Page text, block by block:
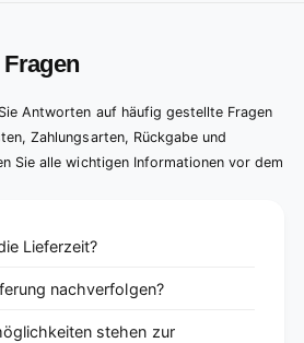
Antworten auf häufig gestellte Fragen
Zahlungsarten, Rückgabe und
Sie alle wichtigen Informationen vor dem
Lieferzeit?
nachverfolgen?
stehen zur